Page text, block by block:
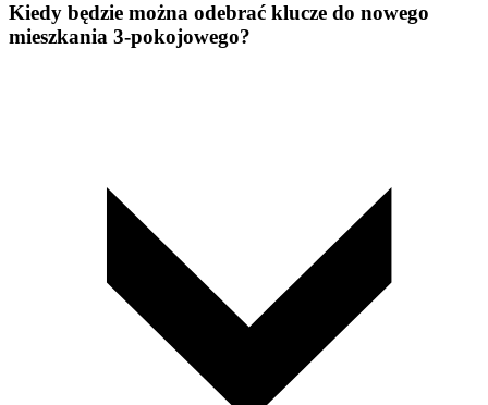
Kiedy będzie można odebrać klucze do nowego
mieszkania 3-pokojowego?